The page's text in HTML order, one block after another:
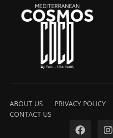
ABOUT US PRIVACY POLICY
CONTACT US